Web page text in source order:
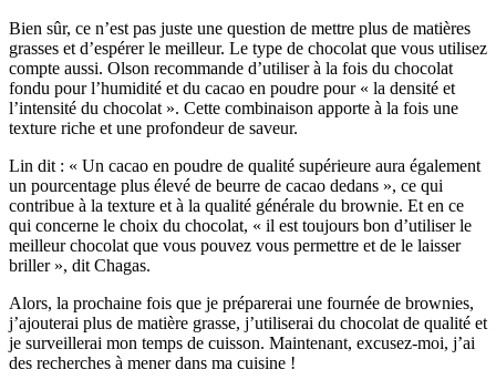
Bien sûr, ce n’est pas juste une question de mettre plus de matières
grasses et d’espérer le meilleur. Le type de chocolat que vous utilisez
compte aussi. Olson recommande d’utiliser à la fois du chocolat
fondu pour l’humidité et du cacao en poudre pour « la densité et
l’intensité du chocolat ». Cette combinaison apporte à la fois une
texture riche et une profondeur de saveur.
Lin dit : « Un cacao en poudre de qualité supérieure aura également
un pourcentage plus élevé de beurre de cacao dedans », ce qui
contribue à la texture et à la qualité générale du brownie. Et en ce
qui concerne le choix du chocolat, « il est toujours bon d’utiliser le
meilleur chocolat que vous pouvez vous permettre et de le laisser
briller », dit Chagas.
Alors, la prochaine fois que je préparerai une fournée de brownies,
j’ajouterai plus de matière grasse, j’utiliserai du chocolat de qualité et
je surveillerai mon temps de cuisson. Maintenant, excusez-moi, j’ai
des recherches à mener dans ma cuisine !